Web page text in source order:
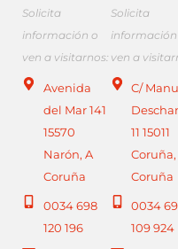
Solicita
información o
ven a visitarnos:
Avenida
del Mar 141
15570
Narón, A
Coruña
0034 698
120 196
Solicita
información
ven a
C/
11 15011
Coruña,
Coruña
0034
109 924